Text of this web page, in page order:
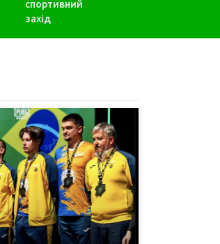
спортивний
захід